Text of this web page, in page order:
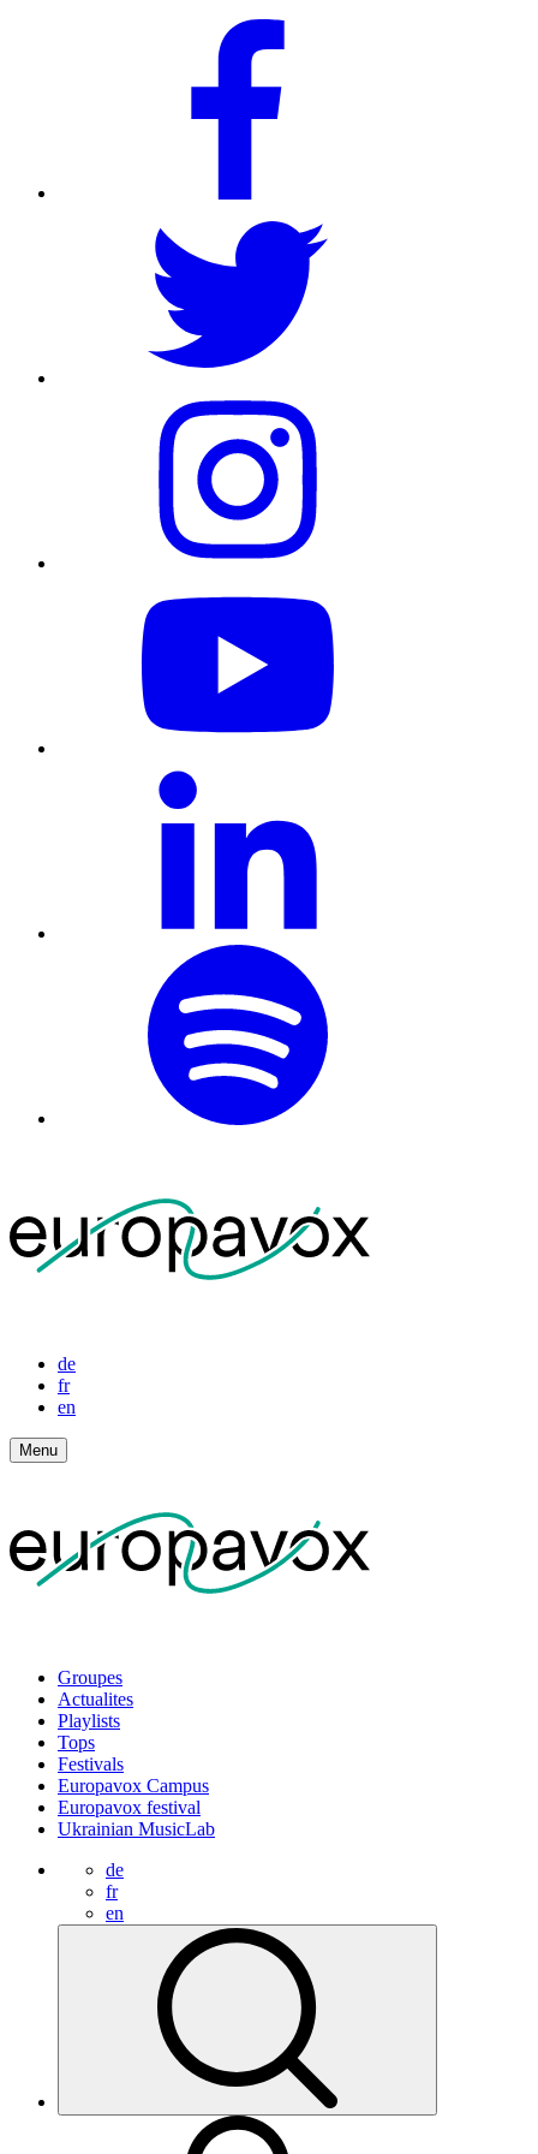
de
fr
en
Menu
Groupes
Actualites
Playlists
Tops
Festivals
Europavox Campus
Europavox festival
Ukrainian MusicLab
de
fr
en